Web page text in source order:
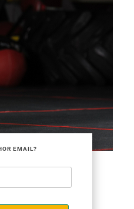
EMAIL?